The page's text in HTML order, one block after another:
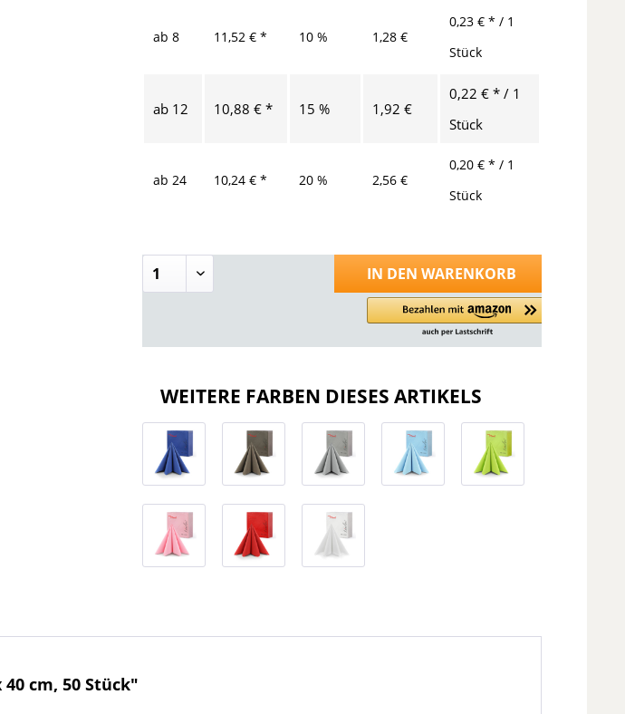
ab8 11,52 € * 10 % 1,28 €
0,23 € * / 1
Stück
ab 12 10,88 € * 15 % 1,92 €
0,22 € * / 1
Stück
ab24 10,24 € * 20 % 2,56 €
0,20 € * / 1
Stück
IN DEN WARENKORB
WEITERE FARBEN DIESES ARTIKELS
cm, 50 Stück"